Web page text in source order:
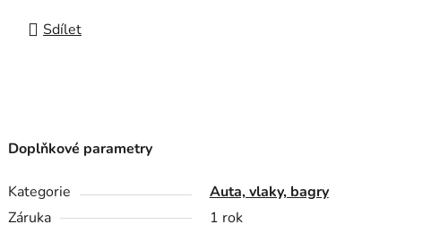
Sdílet
Doplňkové parametry
Kategorie
Auta, vlaky, bagry
Záruka
1 rok